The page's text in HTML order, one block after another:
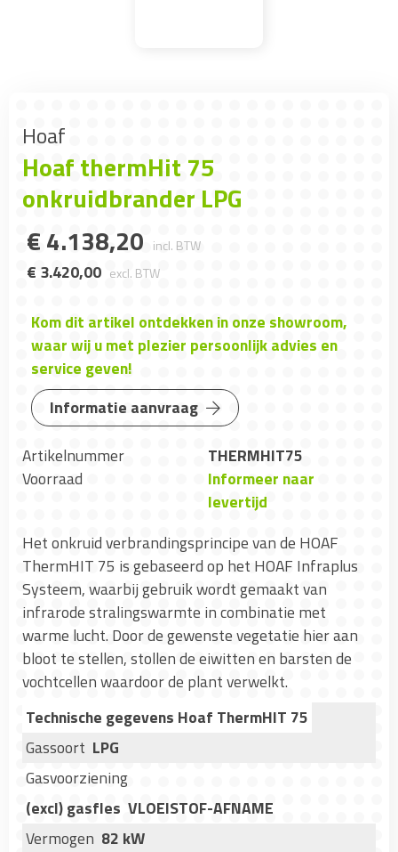
Hoaf
Hoaf thermHit 75
onkruidbrander LPG
€4.138,20 incl. BTW
€ 3.420,00 excl. BTW
Kom dit artikel ontdekken in onze showroom,
waar wij u met plezier persoonlijk advies en
service geven!
Informatie aanvraag
Artikelnummer
THERMHIT75
Voorraad
Informeer naar
levertijd
Het onkruid verbrandingsprincipe van de HOAF
ThermHIT 75 is gebaseerd op het HOAF Infraplus
Systeem, waarbij gebruik wordt gemaakt van
infrarode stralingswarmte in combinatie met
warme lucht. Door de gewenste vegetatie hier aan
bloot te stellen, stollen de eiwitten en barsten de
vochtcellen waardoor de plant verwelkt.
Technische gegevens Hoaf ThermHIT 75
Gassoort LPG
Gasvoorziening
(excl) gasfles VLOEISTOF-AFNAME
Vermogen 82 kW